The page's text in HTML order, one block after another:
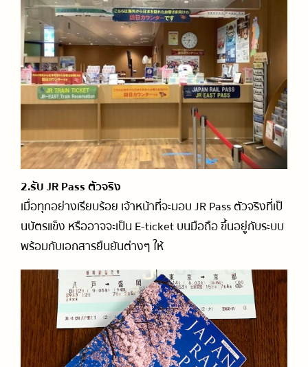
2.รับ JR Pass ตัวจริง
เมื่อทุกอย่างเรียบร้อย เจ้าหน้าที่จะมอบ JR Pass ตัวจริงที่เป็
นบัตรแข็ง หรืออาจจะเป็น E-ticket บนมือถือ ขึ้นอยู่กับระบบ
พร้อมกับเอกสารยืนยันต่างๆ ให้